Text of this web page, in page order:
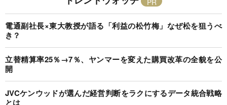
電通副社長×東大教授が語る「利益の松竹梅」なぜ松を狙うべ
き？
立替精算率25％→7％、ヤンマーを変えた購買改革の全貌を公
開
JVCケンウッドが選んだ経営判断をラクにするデータ統合戦略
とは